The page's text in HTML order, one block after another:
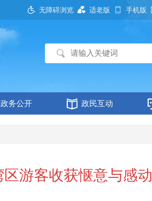
无障碍浏览 适老版 手机版
政务公开 政民互动
游客收获惬意与感动